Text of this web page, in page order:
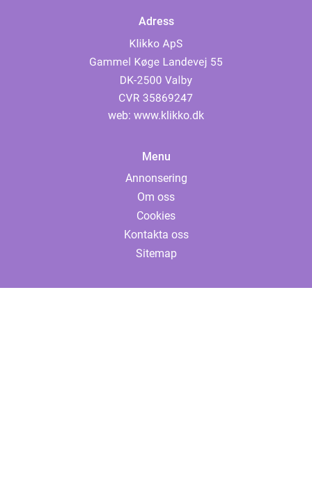
Adress
web: www.klikko.dk
Menu
Annonsering
Om oss
Cookies
Kontakta oss
Sitemap